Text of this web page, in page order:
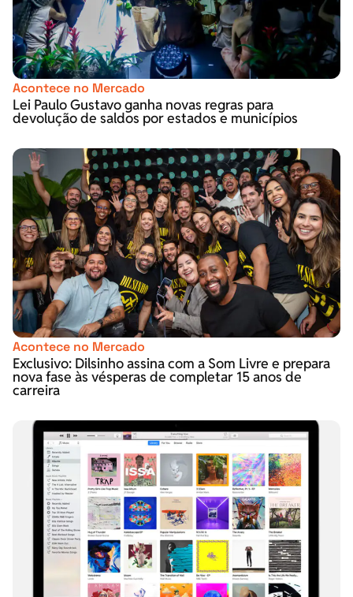
Acontece no Mercado
Lei Paulo Gustavo ganha novas regras para
devolução de saldos por estados e municípios
Acontece no Mercado
Exclusivo: Dilsinho assina com a Som Livre e prepara
nova fase às vésperas de completar 15 anos de
carreira